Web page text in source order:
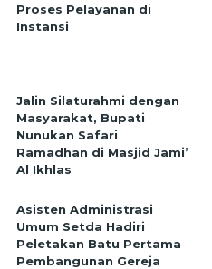
Proses Pelayanan di
Instansi
Jalin Silaturahmi dengan
Masyarakat, Bupati
Nunukan Safari
Ramadhan di Masjid Jami’
Al Ikhlas
Asisten Administrasi
Umum Setda Hadiri
Peletakan Batu Pertama
Pembangunan Gereja